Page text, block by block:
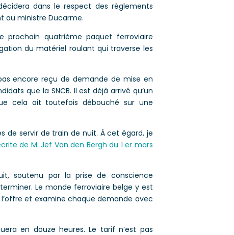
dans le respect des règlements
au ministre Ducarme.
prochain quatrième paquet ferroviaire
du matériel roulant qui traverse les
encore reçu de demande de mise en
que la SNCB. Il est déjà arrivé qu’un
cela ait toutefois débouché sur une
de servir de train de nuit. À cet égard, je
de M. Jef Van den Bergh du 1 er mars
soutenu par la prise de conscience
Le monde ferroviaire belge y est
et examine chaque demande avec
en douze heures. Le tarif n’est pas